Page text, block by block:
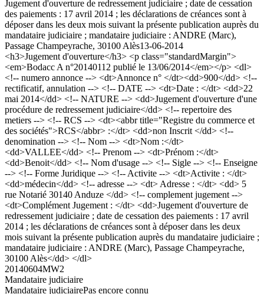
Jugement d'ouverture de redressement judiciaire ; date de cessation
des paiements : 17 avril 2014 ; les déclarations de créances sont à
déposer dans les deux mois suivant la présente publication auprès du
mandataire judiciaire ; mandataire judiciaire : ANDRE (Marc),
Passage Champeyrache, 30100 Alès13-06-2014
<h3>Jugement d'ouverture</h3> <p class="standardMargin">
<em>Bodacc A n°20140112 publié le 13/06/2014</em></p> <dl>
<!-- numero annonce --> <dt>Annonce n° </dt><dd>900</dd> <!--
rectificatif, annulation --> <!-- DATE --> <dt>Date : </dt> <dd>22
mai 2014</dd> <!-- NATURE --> <dd>Jugement d'ouverture d'une
procédure de redressement judiciaire</dd> <!-- repertoire des
metiers --> <!-- RCS --> <dt><abbr title="Registre du commerce et
des sociétés">RCS</abbr> :</dt> <dd>non Inscrit </dd> <!--
denomination --> <!-- Nom --> <dt>Nom :</dt>
<dd>VALLEE</dd> <!-- Prenom --> <dt>Prénom :</dt>
<dd>Benoit</dd> <!-- Nom d'usage --> <!-- Sigle --> <!-- Enseigne
--> <!-- Forme Juridique --> <!-- Activite --> <dt>Activite : </dt>
<dd>médecin</dd> <!-- adresse --> <dt> Adresse : </dt> <dd> 5
rue Notarié 30140 Anduze </dd> <!-- complement jugement -->
<dt>Complément Jugement : </dt> <dd>Jugement d'ouverture de
redressement judiciaire ; date de cessation des paiements : 17 avril
2014 ; les déclarations de créances sont à déposer dans les deux
mois suivant la présente publication auprès du mandataire judiciaire ;
mandataire judiciaire : ANDRE (Marc), Passage Champeyrache,
30100 Alès</dd> </dl>
20140604MW2
Mandataire judiciaire
Mandataire judiciairePas encore connu